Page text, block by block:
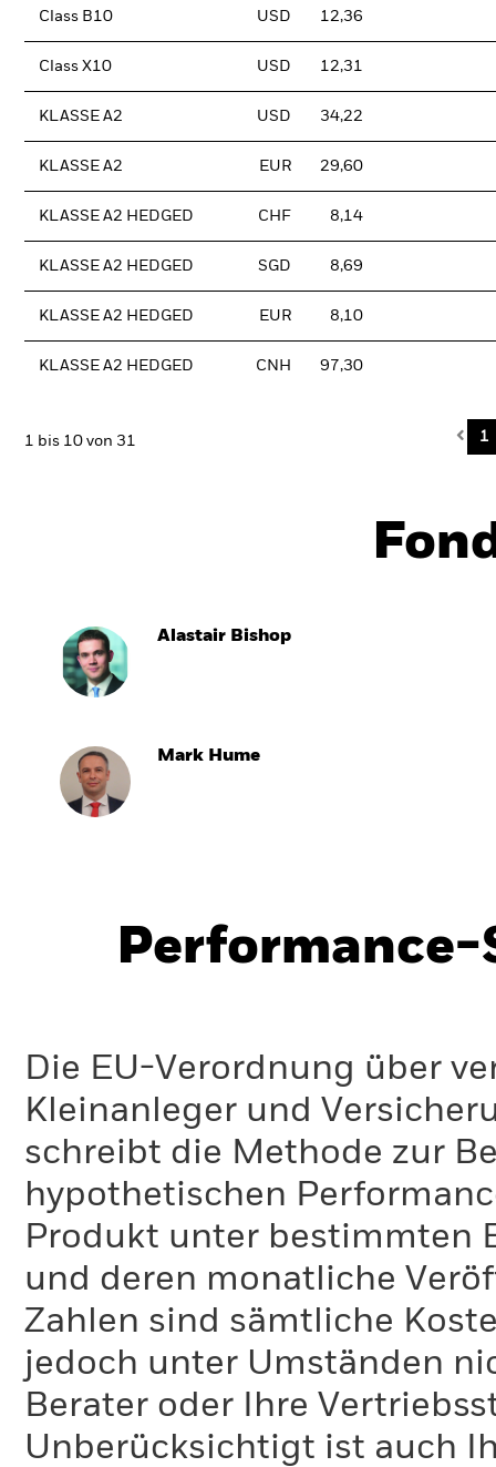
Class B10 USD 12,36
Class X10 USD 12,31
KLASSE A2 USD 34,22
KLASSE A2 EUR 29,60
KLASSE A2 HEDGED CHF 8,14
KLASSE A2 HEDGED SGD 8,69
KLASSE A2 HEDGED EUR 8,10
KLASSE A2 HEDGED CNH 97,30
1 bis 10 von 31 1
Alastair Bishop
Mark Hume
Performance-
Die EU-Verordnung über
Kleinanleger und
schreibt die Methode zur
hypothetischen
Produkt unter bestimmten
und deren monatliche
Zahlen sind sämtliche
jedoch unter Umständen
Berater oder Ihre
Unberücksichtigt ist auch